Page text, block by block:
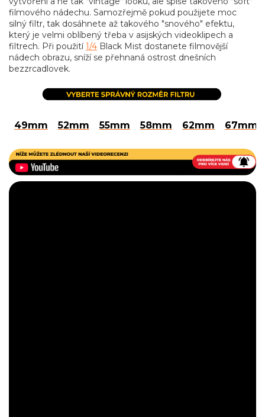
filmového nádechu. Samozřejmě pokud použijete moc
silný filtr, tak dosáhnete až takového "snového" efektu,
který je velmi oblíbený třeba v asijských videoklipech a
filtrech. Při použití1/4 Black Mist dostanete filmovější
nádech obrazu, sníží se přehnaná ostrost dnešních
bezzrcadlovek.
49mm 52mm 55mm 58mm 62mm 67mm